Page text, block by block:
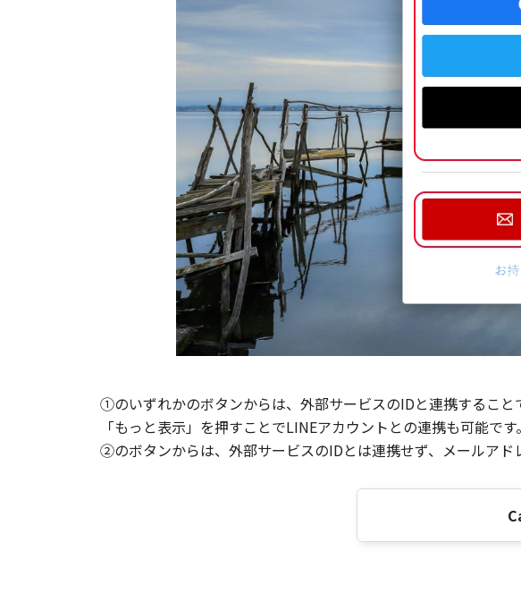
①のいずれかのボタンからは、外部サービスのIDと連携すること
「もっと表示」を押すことでLINEアカウントとの連携も可能です。
②のボタンからは、外部サービスのIDとは連携せず、メールアド